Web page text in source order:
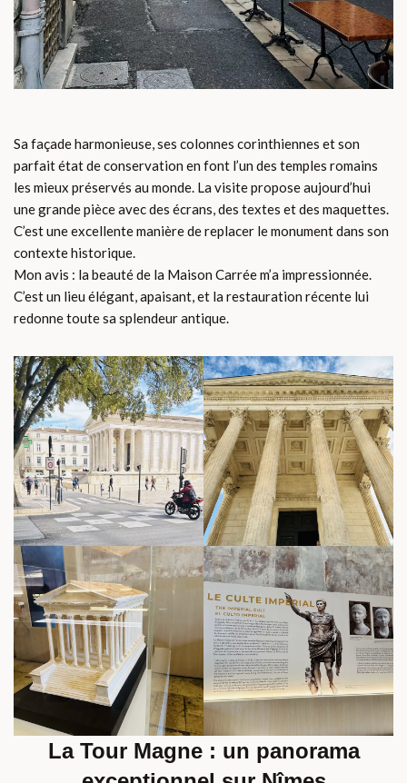
Sa façade harmonieuse, ses colonnes corinthiennes et son
parfait état de conservation en font l’un des temples romains
les mieux préservés au monde. La visite propose aujourd’hui
une grande pièce avec des écrans, des textes et des maquettes.
C’est une excellente manière de replacer le monument dans son
contexte historique.
Mon avis : la beauté de la Maison Carrée m’a impressionnée.
C’est un lieu élégant, apaisant, et la restauration récente lui
redonne toute sa splendeur antique.
La Tour Magne : un panorama